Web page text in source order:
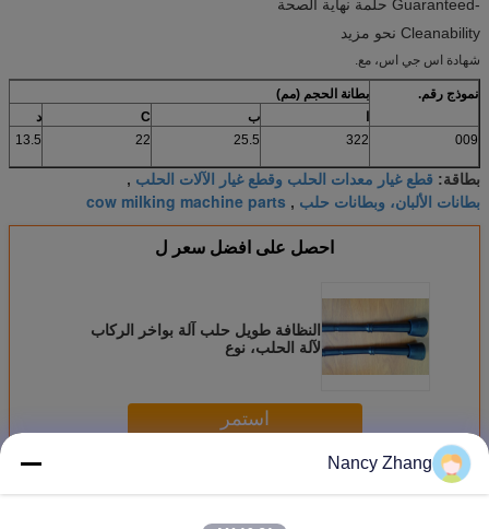
-Guaranteed حلمة نهاية الصحة
Cleanability نحو مزيد
شهادة اس جي اس، مع.
نموذج رقم.
بطانة الحجم (مم)
ا
ب C
د
009
322
25.5
22
13.5
بطاقة: قطع غيار معدات الحلب وقطع غيار الآلات الحلب ,
بطانات الألبان، وبطانات حلب ,
cow milking machine parts
احصل على افضل سعر ل
النظافة طويل حلب آلة بواخر الركاب
لآلة الحلب، نوع
استمر
أكثرأجزاء آلات الحليب
Nancy Zhang